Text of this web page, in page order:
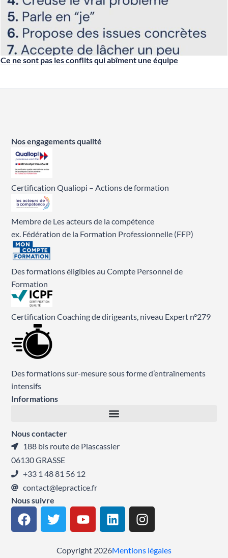
Ce ne sont pas les conflits qui abîment une équipe
Nos engagements qualité
Certification Qualiopi – Actions de formation
Membre de Les acteurs de la compétence
ex. Fédération de la Formation Professionnelle (FFP)
Des formations éligibles au Compte Personnel de
Formation
Certification Coaching de dirigeants, niveau Expert n°279
Des formations sur-mesure sous forme d’entraînements
intensifs
Informations
Nous contacter
188 bis route de Plascassier
06130 GRASSE
+33 1 48 81 56 12
contact@lepractice.fr
Nous suivre
F
a
T
w
t
Y
o
t
L
i
k
I
n
t
Copyright 2026Mentions légales